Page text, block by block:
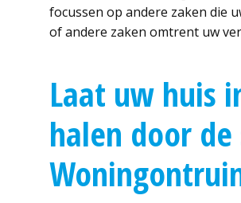
focussen op andere zaken die
of andere zaken omtrent uw
Laat uw huis
halen door